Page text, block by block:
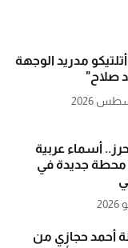
مدريد الوجهة
صلاح"
أسماء عربية
محطة جديدة في
أحمد حجازي من